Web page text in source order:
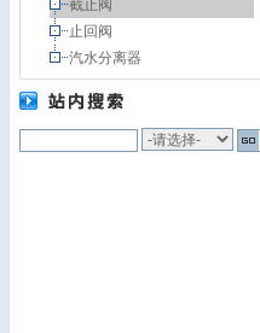
截止阀
止回阀
汽水分离器